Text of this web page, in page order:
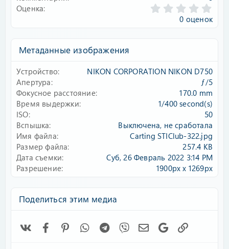
Оценка
.
0
з
д
0 оценок
Метаданные изображения
Устройство
NIKON CORPORATION NIKON D750
Апертура
ƒ/5
Фокусное расстояние
170.0 mm
Время выдержки
1/400 second(s)
ISO
50
Вспышка
Выключена, не сработала
Имя файла
Carting STIClub-322.jpg
Размер файла
257.4 KB
Дата съемки
Суб, 26 Февраль 2022 3:14 PM
Разрешение
1900px x 1269px
Поделиться этим медиа
FacebookPinterestWhatsAppTelegram
Viber Электронная почта
Google